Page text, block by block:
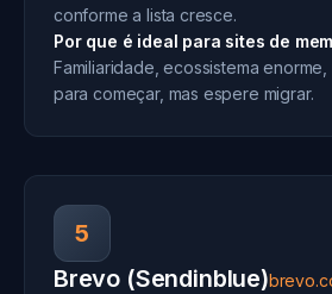
conforme a lista cresce.
Por que é ideal para sites de
Familiaridade, ecossistema
para começar, mas espere migrar.
5
Brevo (Sendinblue)